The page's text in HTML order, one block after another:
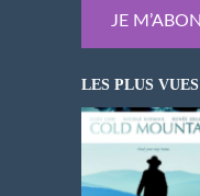
LES PLUS VUES